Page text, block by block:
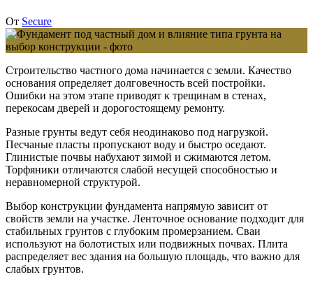
От Secure
Строительство частного дома начинается с земли. Качество
основания определяет долговечность всей постройки.
Ошибки на этом этапе приводят к трещинам в стенах,
перекосам дверей и дорогостоящему ремонту.
Разные грунты ведут себя неодинаково под нагрузкой.
Песчаные пласты пропускают воду и быстро оседают.
Глинистые почвы набухают зимой и сжимаются летом.
Торфяники отличаются слабой несущей способностью и
неравномерной структурой.
Выбор конструкции фундамента напрямую зависит от
свойств земли на участке. Ленточное основание подходит для
стабильных грунтов с глубоким промерзанием. Сваи
используют на болотистых или подвижных почвах. Плита
распределяет вес здания на большую площадь, что важно для
слабых грунтов.